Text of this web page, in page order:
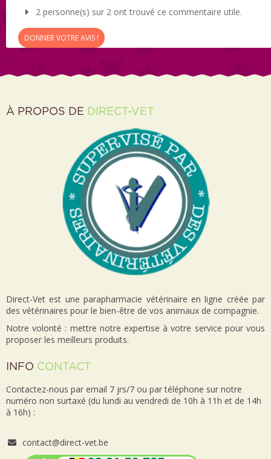
2 personne(s) sur 2 ont trouvé ce commentaire utile.
DONNER VOTRE AVIS !
À PROPOS DE DIRECT-VET
Direct-Vet est une parapharmacie vétérinaire en ligne créée par
des vétérinaires pour le bien-être de vos animaux de compagnie.
Notre volonté : mettre notre expertise à votre service pour vous
proposer les meilleurs produits.
INFO CONTACT
Contactez-nous par email 7 jrs/7 ou par téléphone sur notre
numéro non surtaxé (du lundi au vendredi de 10h à 11h et de 14h
à 16h) :
contact@direct-vet.be